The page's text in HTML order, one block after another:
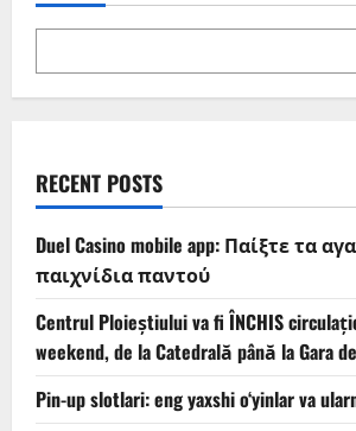
RECENT POSTS
Duel Casino mobile app: Παίξτε τα
παιχνίδια παντού
Centrul Ploieștiului va fi ÎNCHIS
weekend, de la Catedrală până la Gara
Pin-up slotlari: eng yaxshi o‘yinlar va